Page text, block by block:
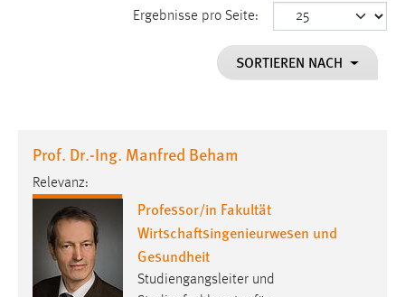
Ergebnisse pro Seite:
SORTIEREN NACH
Prof. Dr.-Ing. Manfred Beham
Relevanz:
Professor/in Fakultät
Wirtschaftsingenieurwesen und
Gesundheit
Studiengangsleiter und
Dieser Cookie speichert die ausgewählten Einverständnis-
Performance
Name:
staticfilecache
Zweck:
Für performante Seitenauslieferung wird in diesem Cookie
gespeichert, ob man eingeloggt ist.